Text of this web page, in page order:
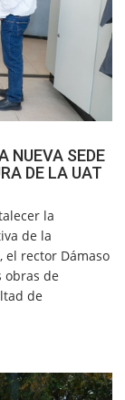
NUEVA SEDE
DE LA UAT
la
de la
el rector Dámaso
obras de
de